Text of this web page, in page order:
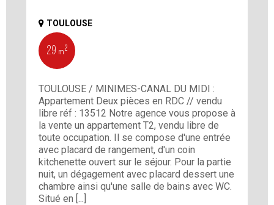
TOULOUSE
29 m²
TOULOUSE / MINIMES-CANAL DU MIDI :
Appartement Deux pièces en RDC // vendu
libre réf : 13512 Notre agence vous propose à
la vente un appartement T2, vendu libre de
toute occupation. Il se compose d'une entrée
avec placard de rangement, d'un coin
kitchenette ouvert sur le séjour. Pour la partie
nuit, un dégagement avec placard dessert une
chambre ainsi qu'une salle de bains avec WC.
Situé en [...]